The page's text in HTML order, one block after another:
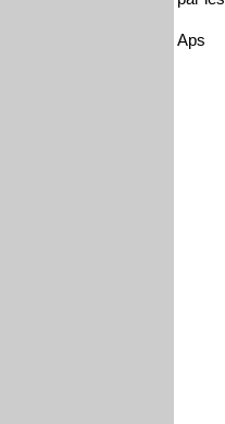
Aps